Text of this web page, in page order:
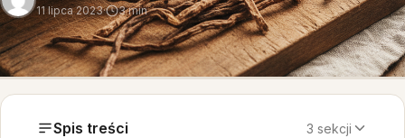
11 lipca 2023· 3 min
Spis treści 3 sekcji